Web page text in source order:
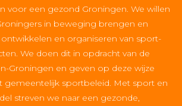
voor een gezond Groningen. We willen
in beweging brengen en
en organiseren van sport-
We doen dit in opdracht van de
Groningen en geven op deze wijze
gemeentelijk sportbeleid. Met sport en
streven we naar een gezonde,